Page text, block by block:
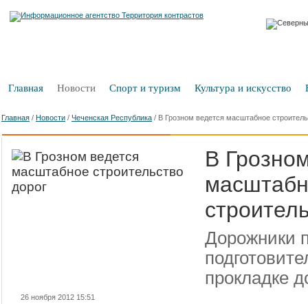
Главная Новости Спорт и туризм Культура и искусство
Главная / Новости / Чеченская Республика / В Грозном ведется масштабное
В
Дорожники
прокладке
26 ноября 2012 15:51